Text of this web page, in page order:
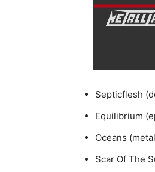
Septicflesh
Equilibrium
Oceans
Scar Of The